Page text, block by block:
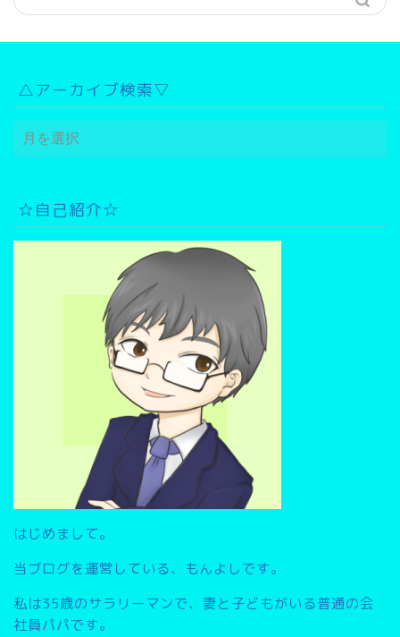
△アーカイブ検索▽
△
ア
イ
ブ
☆自己紹介☆
はじめまして。
当ブログを運営している、もんよしです。
私は35歳のサラリーマンで、妻と子どもがいる普通の会
社員パパです。